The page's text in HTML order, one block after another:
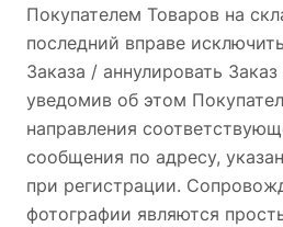
Покупателем Товаров на
последний вправе
Заказа / аннулировать
уведомив об этом
направления
сообщения по адресу,
при регистрации.
фотографии являются